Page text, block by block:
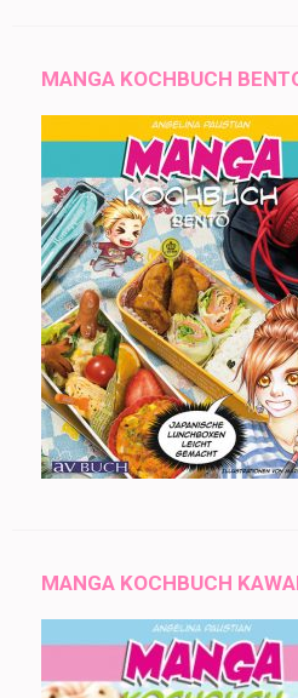
MANGA KOCHBUCH
MANGA KOCHBUCH